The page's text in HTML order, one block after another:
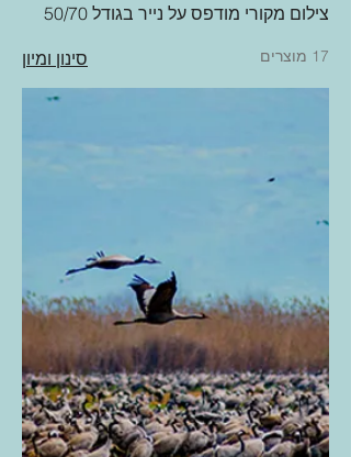
צילום מקורי מודפס על נייר בגודל 50/70
17 מוצרים סינון ומיון